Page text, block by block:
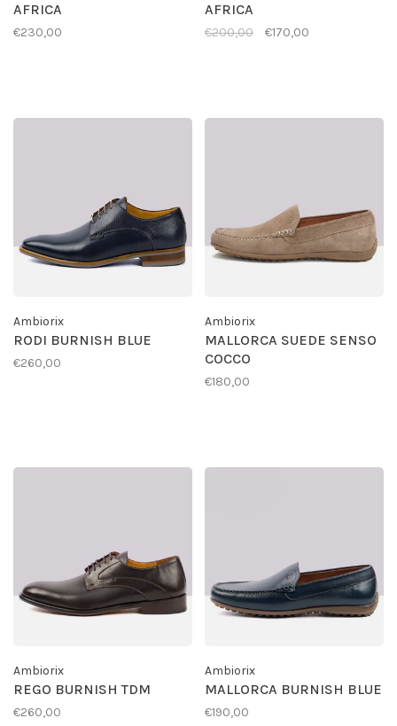
AFRICA
€230,00
AFRICA
€200,00 €170,00
Ambiorix
RODI BURNISH BLUE
€260,00
Ambiorix
MALLORCA SUEDE SENSO
COCCO
€180,00
Ambiorix
REGO BURNISH TDM
€260,00
Ambiorix
MALLORCA BURNISH BLUE
€190,00